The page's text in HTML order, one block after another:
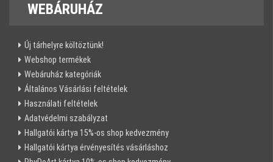
WEBÁRUHÁZ
Új tárhelyre költöztünk!
Webshop termékek
Webáruház kategóriák
Általános Vásárlási feltételek
Használati feltételek
Adatvédelmi szabályzat
Hallgatói kártya 15%-os shop kedvezmény
Hallgatói kártya érvényesítés vásárláshoz